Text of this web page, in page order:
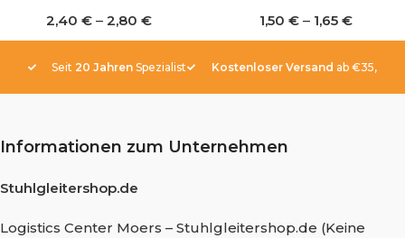
2,40 € – 2,80 € 1,50 € – 1,65 €
Seit 20 Jahren Spezialist Kostenloser Versand ab €35,-
Informationen zum Unternehmen
Stuhlgleitershop.de
Logistics Center Moers – Stuhlgleitershop.de (Keine